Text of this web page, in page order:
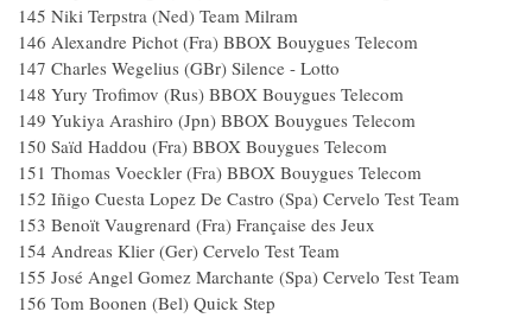
145 Niki Terpstra (Ned) Team Milram
146 Alexandre Pichot (Fra) BBOX Bouygues Telecom
147 Charles Wegelius (GBr) Silence - Lotto
148 Yury Trofimov (Rus) BBOX Bouygues Telecom
149 Yukiya Arashiro (Jpn) BBOX Bouygues Telecom
150 Saïd Haddou (Fra) BBOX Bouygues Telecom
151 Thomas Voeckler (Fra) BBOX Bouygues Telecom
152 Iñigo Cuesta Lopez De Castro (Spa) Cervelo Test Team
153 Benoït Vaugrenard (Fra) Française des Jeux
154 Andreas Klier (Ger) Cervelo Test Team
155 José Angel Gomez Marchante (Spa) Cervelo Test Team
156 Tom Boonen (Bel) Quick Step